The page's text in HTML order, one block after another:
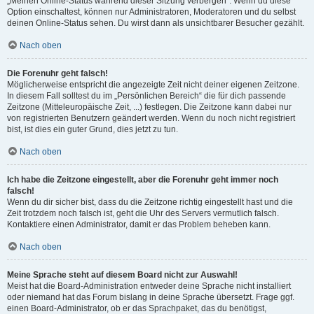
Option einschaltest, können nur Administratoren, Moderatoren und du selbst
deinen Online-Status sehen. Du wirst dann als unsichtbarer Besucher gezählt.
Nach oben
Die Forenuhr geht falsch!
Möglicherweise entspricht die angezeigte Zeit nicht deiner eigenen Zeitzone.
In diesem Fall solltest du im „Persönlichen Bereich“ die für dich passende
Zeitzone (Mitteleuropäische Zeit, ...) festlegen. Die Zeitzone kann dabei nur
von registrierten Benutzern geändert werden. Wenn du noch nicht registriert
bist, ist dies ein guter Grund, dies jetzt zu tun.
Nach oben
Ich habe die Zeitzone eingestellt, aber die Forenuhr geht immer noch
falsch!
Wenn du dir sicher bist, dass du die Zeitzone richtig eingestellt hast und die
Zeit trotzdem noch falsch ist, geht die Uhr des Servers vermutlich falsch.
Kontaktiere einen Administrator, damit er das Problem beheben kann.
Nach oben
Meine Sprache steht auf diesem Board nicht zur Auswahl!
Meist hat die Board-Administration entweder deine Sprache nicht installiert
oder niemand hat das Forum bislang in deine Sprache übersetzt. Frage ggf.
einen Board-Administrator, ob er das Sprachpaket, das du benötigst,